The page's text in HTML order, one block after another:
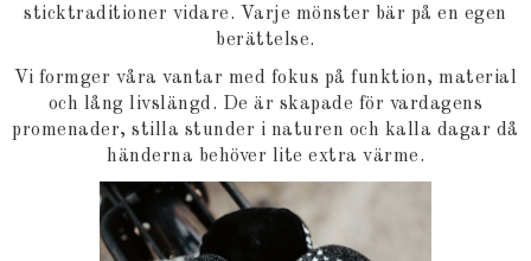
sticktraditioner vidare. Varje mönster bär på en egen
berättelse.
Vi formger våra vantar med fokus på funktion, material
och lång livslängd. De är skapade för vardagens
promenader, stilla stunder i naturen och kalla dagar då
händerna behöver lite extra värme.